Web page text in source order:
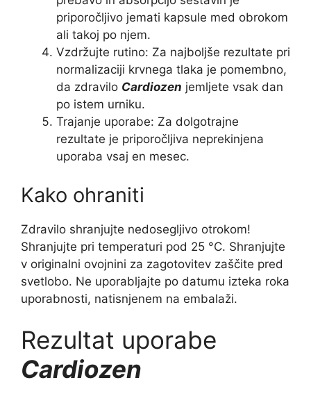
priporočljivo jemati kapsule med obrokom
ali takoj po njem.
Vzdržujte rutino: Za najboljše rezultate pri
normalizaciji krvnega tlaka je pomembno,
da zdravilo Cardiozen jemljete vsak dan
po istem urniku.
Trajanje uporabe: Za dolgotrajne
rezultate je priporočljiva neprekinjena
uporaba vsaj en mesec.
Kako ohraniti
Zdravilo shranjujte nedosegljivo otrokom!
Shranjujte pri temperaturi pod 25 °C. Shranjujte
v originalni ovojnini za zagotovitev zaščite pred
svetlobo. Ne uporabljajte po datumu izteka roka
uporabnosti, natisnjenem na embalaži.
Rezultat uporabe
Cardiozen